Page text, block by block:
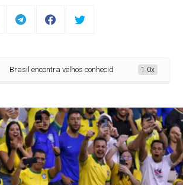
Brasil encontra velhos conhecidos no Grupo C da Copa
1.0x